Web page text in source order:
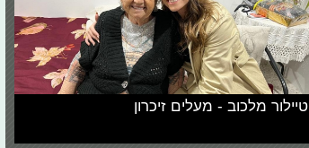
טיילור מלכוב - מעלים זיכרון